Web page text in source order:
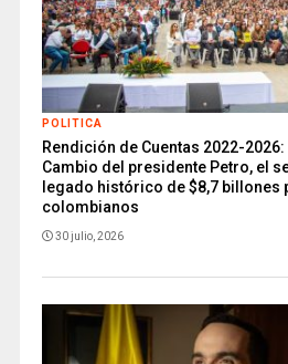
POLITICA
Rendición de Cuentas 2022-
Cambio del presidente Petro, el
legado histórico de $8,7 billones
colombianos
30 julio, 2026